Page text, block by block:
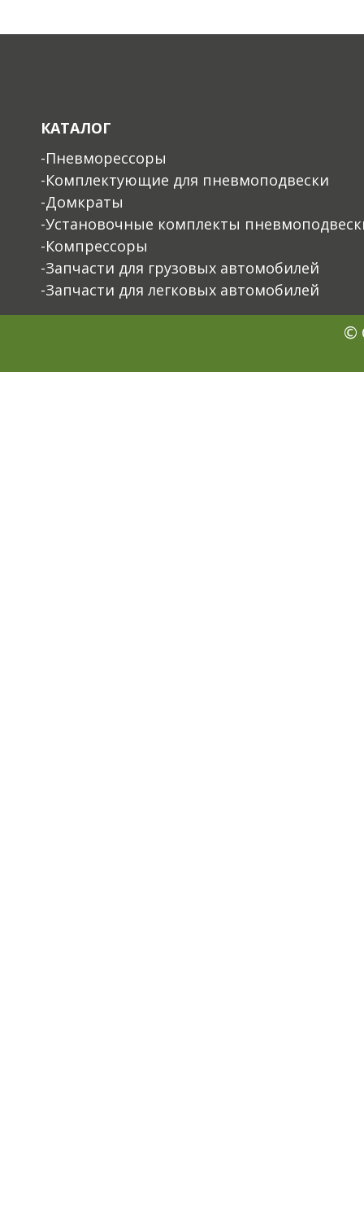
КАТАЛОГ
-Пневморессоры
-Комплектующие для пневмоподвески
-Домкраты
-Установочные комплекты
-Компрессоры
-Запчасти для грузовых автомобилей
-Запчасти для легковых автомобилей
©